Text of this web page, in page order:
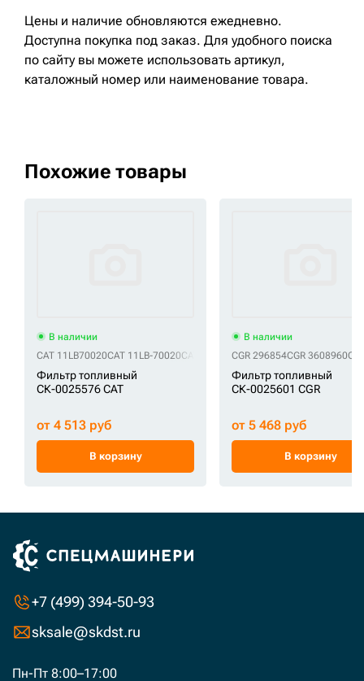
Цены и наличие обновляются ежедневно.
Доступна покупка под заказ. Для удобного поиска
по сайту вы можете использовать артикул,
каталожный номер или наименование товара.
Похожие товары
В наличии
CAT 11LB70020CAT 11LB-70020CAT 1R0751CAT 1R0759CAT 3CAT
Фильтр топливный
СК-0025576 CAT
от 4 513 руб
В корзину
В наличии
CGR 296854CGR 3608960
Фильтр топливный
СК-0025601 CGR
от 5 468 руб
В корзину
+7 (499) 394-50-93
sksale@skdst.ru
Пн-Пт 8:00–17:00